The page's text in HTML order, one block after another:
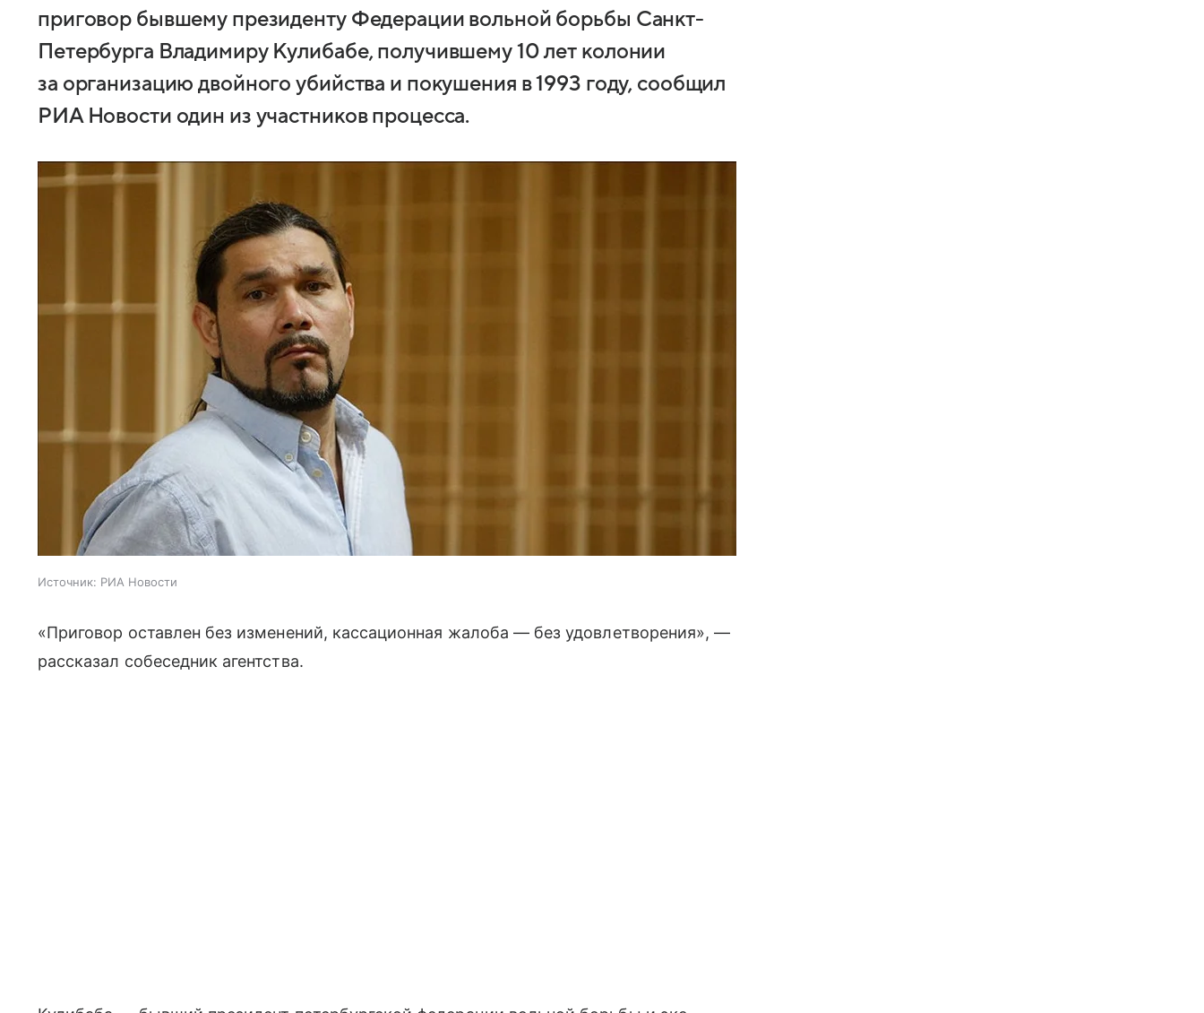
приговор бывшему президенту Федерации вольной борьбы Санкт-
Петербурга Владимиру Кулибабе, получившему 10 лет колонии
за организацию двойного убийства и покушения в 1993 году, сообщил
РИА Новости один из участников процесса.
Источник: РИА Новости
«Приговор оставлен без изменений, кассационная жалоба — без удовлетворения», —
рассказал собеседник агентства.